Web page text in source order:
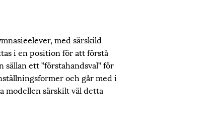
med särskild
i en position för att förstå
ett ”förstahandsval” för
och går med i
modellen särskilt väl detta